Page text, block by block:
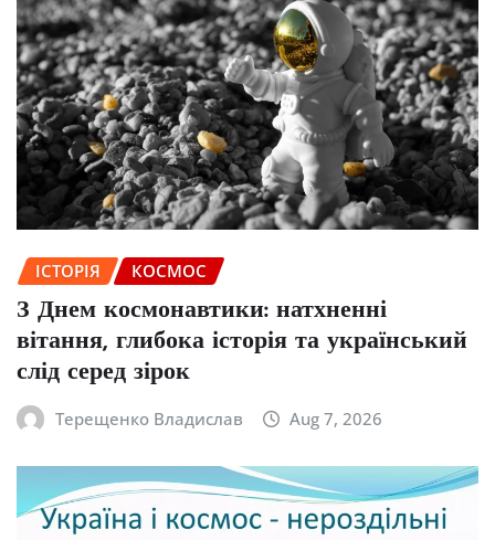
ІСТОРІЯ КОСМОС
З Днем космонавтики: натхненні
вітання, глибока історія та український
слід серед зірок
Терещенко Владислав Aug 7, 2026